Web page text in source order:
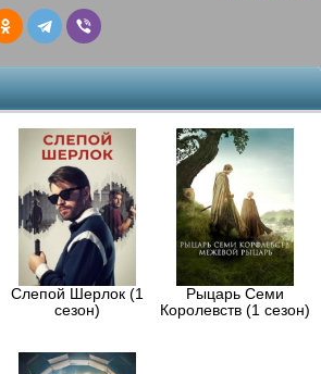
Слепой Шерлок (1
сезон)
Рыцарь Семи
Королевств (1 сезон)